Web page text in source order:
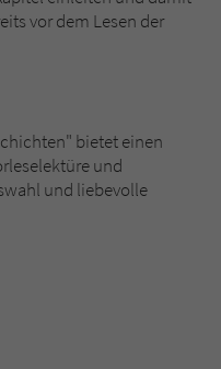
vor dem Lesen der
bietet einen
und
und liebevolle